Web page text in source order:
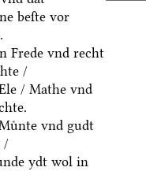
beſte vor
Frede vnd recht
/
/ Mathe vnd
vnd gudt
/
ydt wol in